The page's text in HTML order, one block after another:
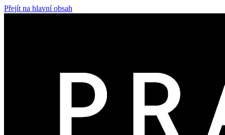
Přejít na hlavní obsah